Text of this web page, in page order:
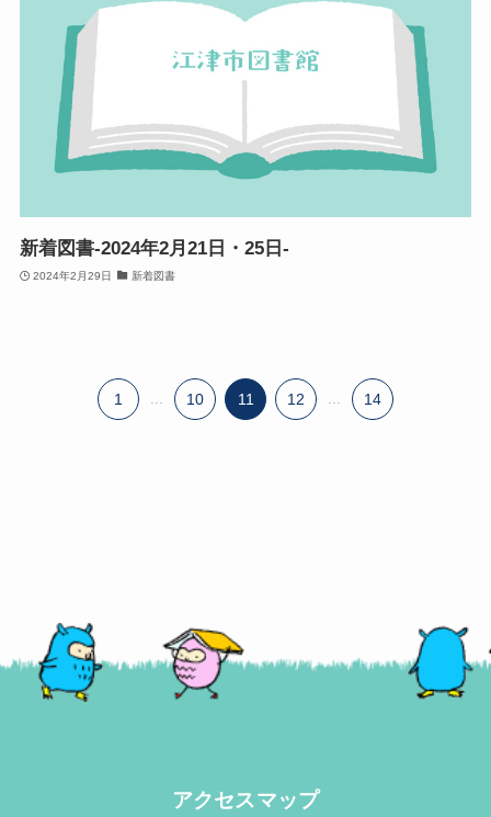
新着図書-2024年2月21日・25日-
2024年2月29日 新着図書
1 ... 10 11 12 ... 14
アクセスマップ